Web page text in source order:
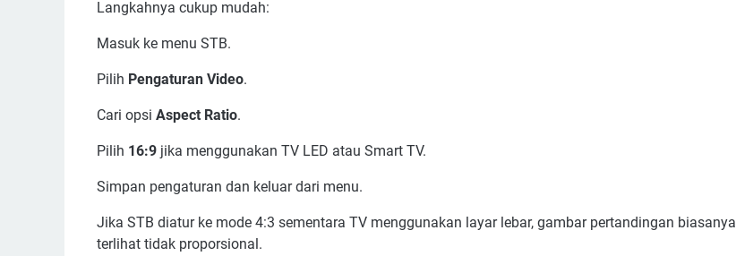
Langkahnya cukup mudah:
Masuk ke menu STB.
Pilih Pengaturan Video.
Cari opsi Aspect Ratio.
Pilih 16:9 jika menggunakan TV LED atau Smart TV.
Simpan pengaturan dan keluar dari menu.
Jika STB diatur ke mode 4:3 sementara TV menggunakan layar lebar, gambar pertandingan biasanya
terlihat tidak proporsional.